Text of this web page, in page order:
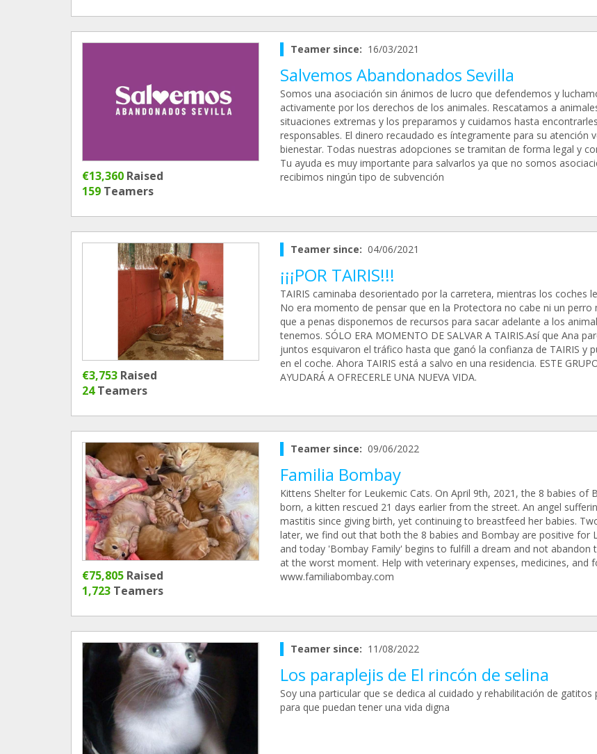
€13,360 Raised
159 Teamers
Teamer since: 16/03/2021
Salvemos Abandonados Sevilla
Somos una asociación sin ánimos de lucro que defendemos y
activamente por los derechos de los animales. Rescatamos a
situaciones extremas y los preparamos y cuidamos hasta
responsables. El dinero recaudado es íntegramente para su atención
bienestar. Todas nuestras adopciones se tramitan de forma legal y
Tu ayuda es muy importante para salvarlos ya que no somos
recibimos ningún tipo de subvención
€3,753 Raised
24Teamers
Teamer since: 04/06/2021
¡¡¡POR TAIRIS!!!
TAIRIS caminaba desorientado por la carretera, mientras los coches
No era momento de pensar que en la Protectora no cabe ni un perro
que a penas disponemos de recursos para sacar adelante a los
tenemos. SÓLO ERA MOMENTO DE SALVAR A TAIRIS.Así que Ana
juntos esquivaron el tráfico hasta que ganó la confianza de TAIRIS y
en el coche. Ahora TAIRIS está a salvo en una residencia. ESTE
AYUDARÁ A OFRECERLE UNA NUEVA VIDA.
€75,805 Raised
1,723 Teamers
Teamer since: 09/06/2022
Familia Bombay
Kittens Shelter for Leukemic Cats. On April 9th, 2021, the 8 babies of
born, a kitten rescued 21 days earlier from the street. An angel
mastitis since giving birth, yet continuing to breastfeed her babies.
later, we find out that both the 8 babies and Bombay are positive for
and today 'Bombay Family' begins to fulfill a dream and not abandon
at the worst moment. Help with veterinary expenses, medicines, and
www.familiabombay.com
Teamer since: 11/08/2022
Los paraplejis de El rincón de selina
Soy una particular que se dedica al cuidado y rehabilitación de gatitos
para que puedan tener una vida digna